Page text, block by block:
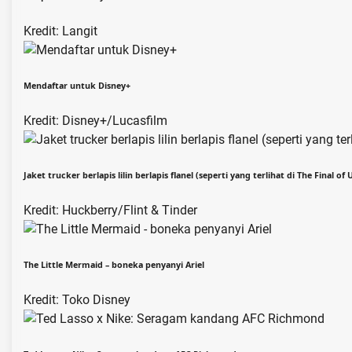
Kredit: Langit
Mendaftar untuk Disney+
Kredit: Disney+/Lucasfilm
Jaket trucker berlapis lilin berlapis flanel (seperti yang terlihat di The Final of
Kredit: Huckberry/Flint & Tinder
The Little Mermaid – boneka penyanyi Ariel
Kredit: Toko Disney